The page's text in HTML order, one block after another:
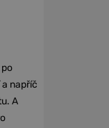
napříč
A